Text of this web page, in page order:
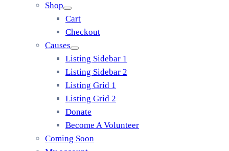
Shop
Cart
Checkout
Causes
Listing Sidebar 1
Listing Sidebar 2
Listing Grid 1
Listing Grid 2
Donate
Become A Volunteer
Coming Soon